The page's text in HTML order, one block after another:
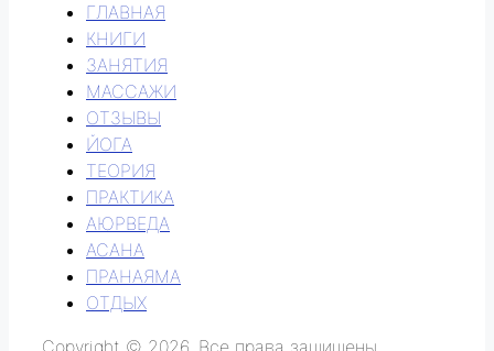
ГЛАВНАЯ
КНИГИ
ЗАНЯТИЯ
МАССАЖИ
ОТЗЫВЫ
ЙОГА
ТЕОРИЯ
ПРАКТИКА
АЮРВЕДА
АСАНА
ПРАНАЯМА
ОТДЫХ